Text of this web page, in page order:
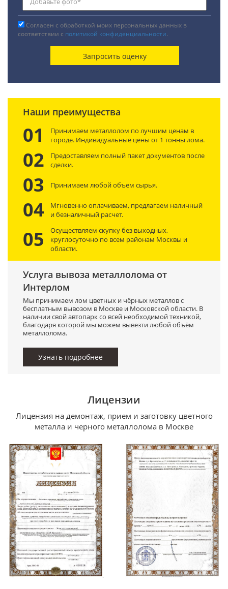
Согласен с обработкой моих персональных данных в
соответствии с политикой конфиденциальности.
Наши преимущества
01
Принимаем металлолом по лучшим ценам в
городе. Индивидуальные цены от 1 тонны лома.
02
Предоставляем полный пакет документов после
сделки.
03 Принимаем любой объем сырья.
04
Мгновенно оплачиваем, предлагаем наличный
и безналичный расчет.
05
Осуществляем скупку без выходных,
круглосуточно по всем районам Москвы и
области.
Услуга вывоза металлолома от
Интерлом
Мы принимаем лом цветных и чёрных металлов с
бесплатным вывозом в Москве и Московской области. В
наличии свой автопарк со всей необходимой техникой,
благодаря которой мы можем вывезти любой объём
металлолома.
Узнать подробнее
Лицензии
Лицензия на демонтаж, прием и заготовку цветного
металла и черного металлолома в Москве